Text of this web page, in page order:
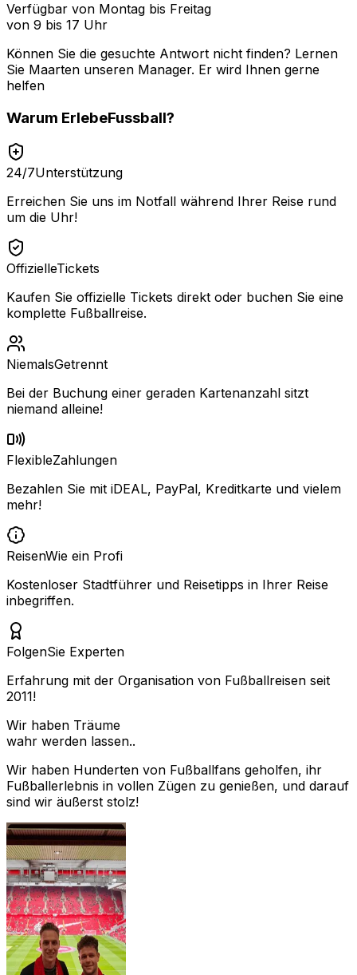
Verfügbar von Montag bis Freitag
von 9 bis 17 Uhr
Können Sie die gesuchte Antwort nicht finden? Lernen
Sie Maarten unseren Manager. Er wird Ihnen gerne
helfen
Warum ErlebeFussball?
24/7Unterstützung
Erreichen Sie uns im Notfall während Ihrer Reise rund
um die Uhr!
OffizielleTickets
Kaufen Sie offizielle Tickets direkt oder buchen Sie eine
komplette Fußballreise.
NiemalsGetrennt
Bei der Buchung einer geraden Kartenanzahl sitzt
niemand alleine!
FlexibleZahlungen
Bezahlen Sie mit iDEAL, PayPal, Kreditkarte und vielem
mehr!
ReisenWie ein Profi
Kostenloser Stadtführer und Reisetipps in Ihrer Reise
inbegriffen.
FolgenSie Experten
Erfahrung mit der Organisation von Fußballreisen seit
2011!
Wir haben Träume
wahr werden lassen..
Wir haben Hunderten von Fußballfans geholfen, ihr
Fußballerlebnis in vollen Zügen zu genießen, und darauf
sind wir äußerst stolz!